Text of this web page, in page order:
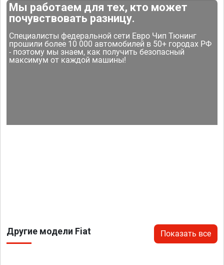
Мы работаем для тех, кто может
почувствовать разницу.
Специалисты федеральной сети Евро Чип Тюнинг
прошили более 10 000 автомобилей в 50+ городах РФ
- поэтому мы знаем, как получить безопасный
максимум от каждой машины!
Другие модели Fiat Показать все